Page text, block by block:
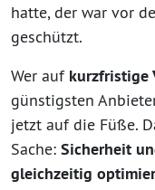
hatte, der war vor
geschützt.
Wer auf kurzfristige
günstigsten
jetzt auf die Füße.
Sache: Sicherheit
gleichzeitig